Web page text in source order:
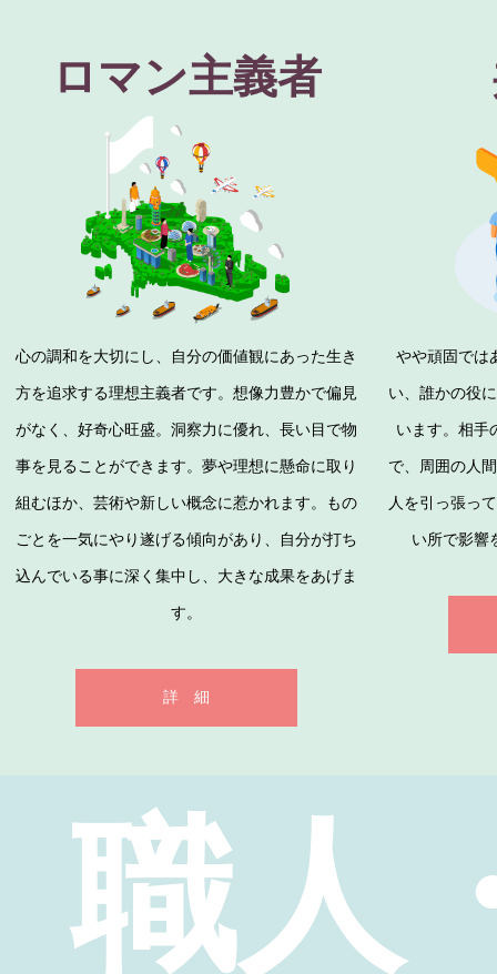
ロマン主義者
心の調和を大切にし、自分の価値観にあった生き
方を追求する理想主義者です。想像力豊かで偏見
がなく、好奇心旺盛。洞察力に優れ、長い目で物
事を見ることができます。夢や理想に懸命に取り
組むほか、芸術や新しい概念に惹かれます。もの
ごとを一気にやり遂げる傾向があり、自分が打ち
込んでいる事に深く集中し、大きな成果をあげま
す。
詳 細
やや頑固では
い、誰かの役
います。相手
で、周囲の人
人を引っ張っ
い所で影響
職人